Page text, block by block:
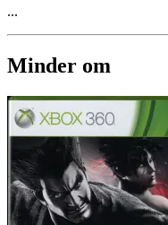
...
Minder om